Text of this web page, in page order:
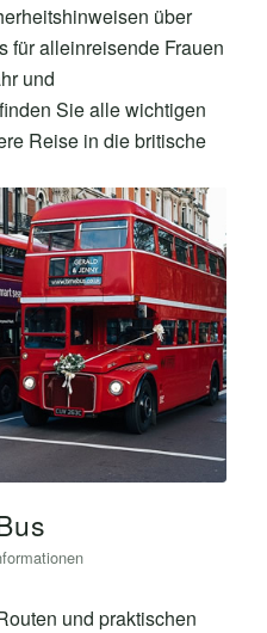
über
für alleinreisende Frauen
und
Sie alle wichtigen
Reise in die britische
und praktischen